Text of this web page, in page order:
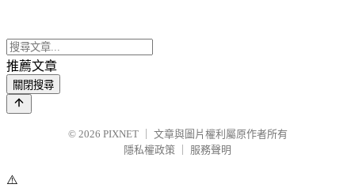
推薦文章
關閉搜尋
© 2026 PIXNET
文章與圖片權利屬原作者所有
隱私權政策
服務聲明
⚠️